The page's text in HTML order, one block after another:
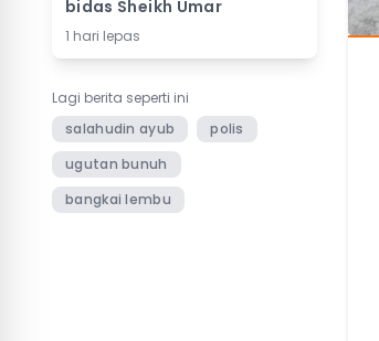
bidas Sheikh Umar
1 hari lepas
Lagi berita seperti ini
salahudin ayub
polis
ugutan bunuh
bangkai lembu